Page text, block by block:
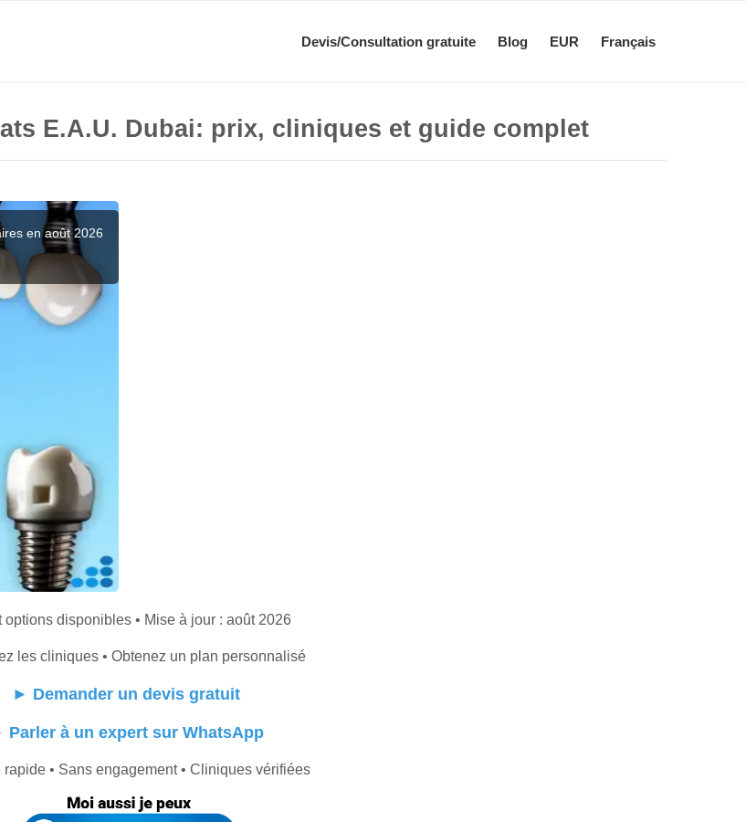
Devis/Consultation gratuite Blog EUR Français
E.A.U. Dubai: prix, cliniques et guide complet
en août 2026
options disponibles • Mise à jour : août 2026
les cliniques • Obtenez un plan personnalisé
► Demander un devis gratuit
Parler à un expert sur WhatsApp
rapide • Sans engagement • Cliniques vérifiées